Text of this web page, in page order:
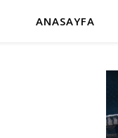
ANASAYFA